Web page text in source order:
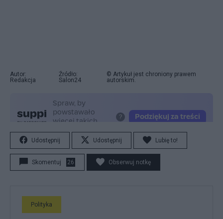
Autor:
Redakcja
Źródło:
Salon24
© Artykuł jest chroniony prawem
autorskim.
Udostępnij Udostępnij Lubię to!
Skomentuj 26 Obserwuj notkę
Polityka